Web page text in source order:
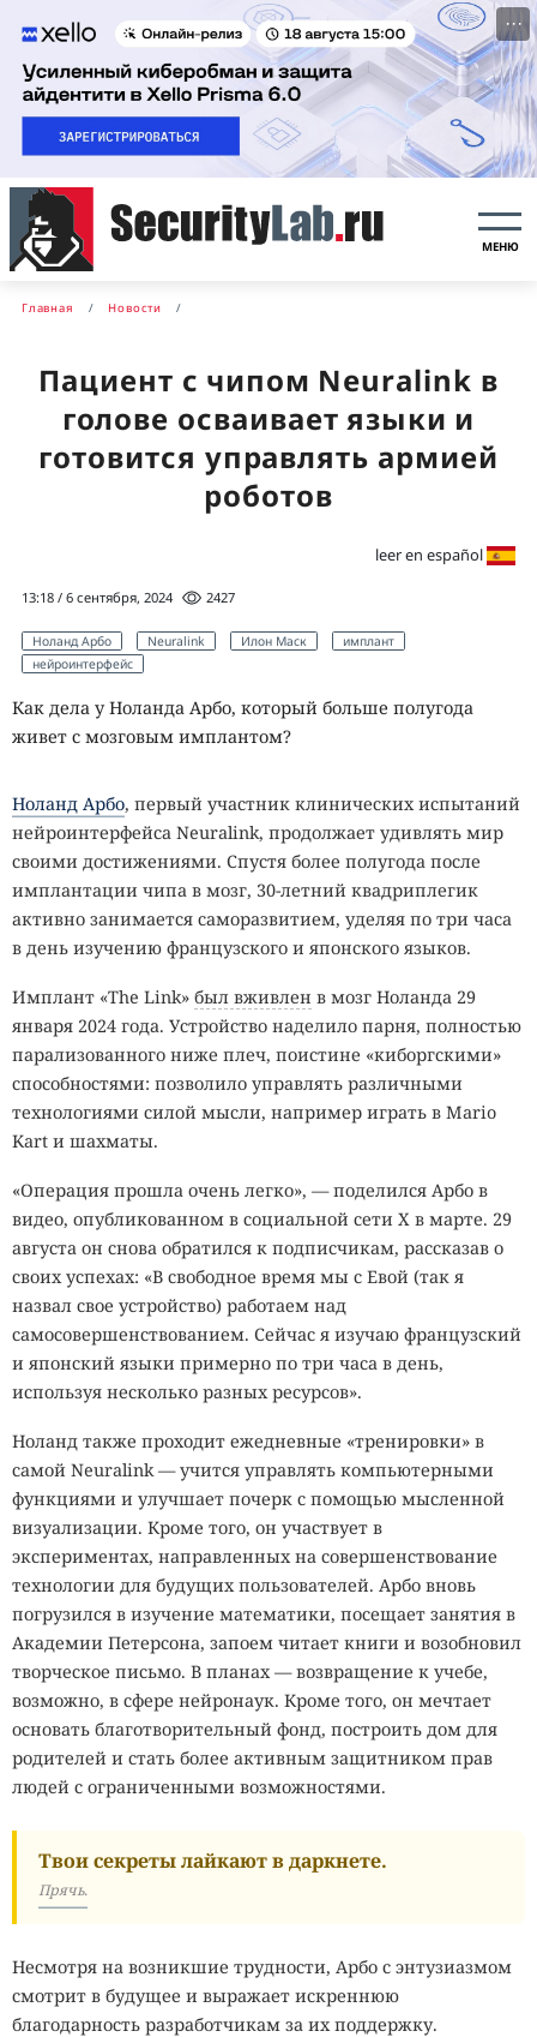
···
МЕНЮ
Главная Новости
Пациент с чипом Neuralink в
голове осваивает языки и
готовится управлять армией
роботов
leer en español
13:18 / 6 сентября, 2024 2427
Ноланд Арбо Neuralink Илон Маск
имплант
нейроинтерфейс
Как дела у Ноланда Арбо, который больше полугода
живет с мозговым имплантом?
Ноланд Арбо, первый участник клинических испытаний
нейроинтерфейса Neuralink, продолжает удивлять мир
своими достижениями. Спустя более полугода после
имплантации чипа в мозг, 30-летний квадриплегик
активно занимается саморазвитием, уделяя по три часа
в день изучению французского и японского языков.
Имплант «The Link» был вживлен в мозг Ноланда 29
января 2024 года. Устройство наделило парня, полностью
парализованного ниже плеч, поистине «киборгскими»
способностями: позволило управлять различными
технологиями силой мысли, например играть в Mario
Kart и шахматы.
«Операция прошла очень легко», — поделился Арбо в
видео, опубликованном в социальной сети X в марте. 29
августа он снова обратился к подписчикам, рассказав о
своих успехах: «В свободное время мы с Евой (так я
назвал свое устройство) работаем над
самосовершенствованием. Сейчас я изучаю французский
и японский языки примерно по три часа в день,
используя несколько разных ресурсов».
Ноланд также проходит ежедневные «тренировки» в
самой Neuralink — учится управлять компьютерными
функциями и улучшает почерк с помощью мысленной
визуализации. Кроме того, он участвует в
экспериментах, направленных на совершенствование
технологии для будущих пользователей. Арбо вновь
погрузился в изучение математики, посещает занятия в
Академии Петерсона, запоем читает книги и возобновил
творческое письмо. В планах — возвращение к учебе,
возможно, в сфере нейронаук. Кроме того, он мечтает
основать благотворительный фонд, построить дом для
родителей и стать более активным защитником прав
людей с ограниченными возможностями.
Твои секреты лайкают в даркнете.
Прячь.
Несмотря на возникшие трудности, Арбо с энтузиазмом
смотрит в будущее и выражает искреннюю
благодарность разработчикам за их поддержку.